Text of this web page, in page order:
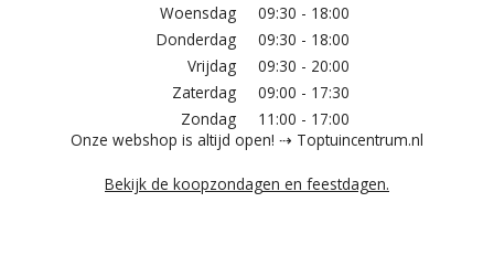
Woensdag
09:30 - 18:00
Donderdag
09:30 - 18:00
Vrijdag
09:30 - 20:00
Zaterdag
09:00 - 17:30
Zondag
11:00 - 17:00
Onze webshop is altijd open! ⇢ Toptuincentrum.nl
Bekijk de koopzondagen en feestdagen.